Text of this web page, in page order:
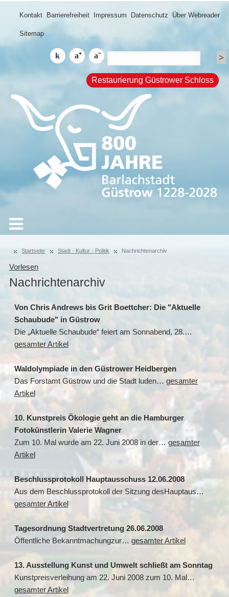
Kontakt Barrierefreiheit Impressum Datenschutz Über Webreader
Sitemap
Restaurierung Güstrower Schloss
Startseite Stadt · Kultur · Politik Nachrichtenarchiv
Vorlesen
Nachrichtenarchiv
Von Chris Andrews bis Grit Boettcher: Die "Aktuelle
Schaubude" in Güstrow
Die „Aktuelle Schaubude“ feiert am Sonnabend, 28.…
gesamter Artikel
Waldolympiade in den Güstrower Heidbergen
Das Forstamt Güstrow und die Stadt luden… gesamter
Artikel
10. Kunstpreis Ökologie geht an die Hamburger
Fotokünstlerin Valerie Wagner
Zum 10. Mal wurde am 22. Juni 2008 in der… gesamter
Artikel
Beschlussprotokoll Hauptausschuss 12.06.2008
Aus dem Beschlussprotokoll der Sitzung desHauptaus…
gesamter Artikel
Tagesordnung Stadtvertretung 26.06.2008
Öffentliche Bekanntmachungzur… gesamter Artikel
13. Ausstellung Kunst und Umwelt schließt am Sonntag
Kunstpreisverleihung am 22. Juni 2008 zum 10. Mal…
gesamter Artikel